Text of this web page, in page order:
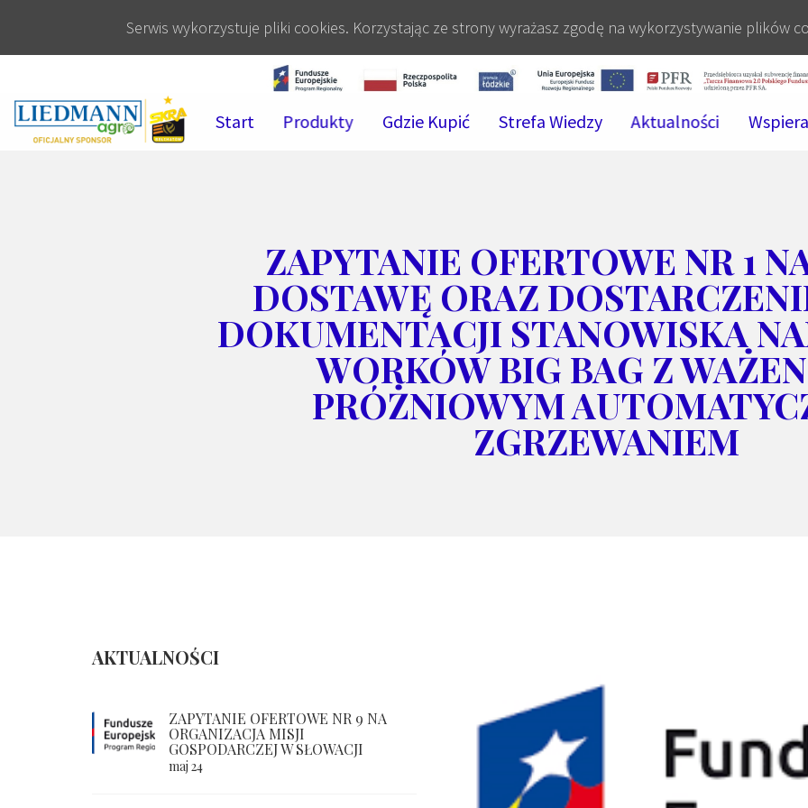
Start Produkty Gdzie Kupić Strefa Wiedzy Aktualności
ZAPYTANIE OFERTOWE NR 1
DOSTAWĘ ORAZ
DOKUMENTACJI STANOWISKA
WORKÓW BIG BAG Z
PRÓŻNIOWYM
ZGRZEWANIEM
AKTUALNOŚCI
ZAPYTANIE OFERTOWE NR 9 NA
ORGANIZACJA MISJI
GOSPODARCZEJ W SŁOWACJI
maj 24
Serwis wykorzystuje pliki cookies. Korzystając ze strony wyrażasz zgodę na wykorzystywanie plików